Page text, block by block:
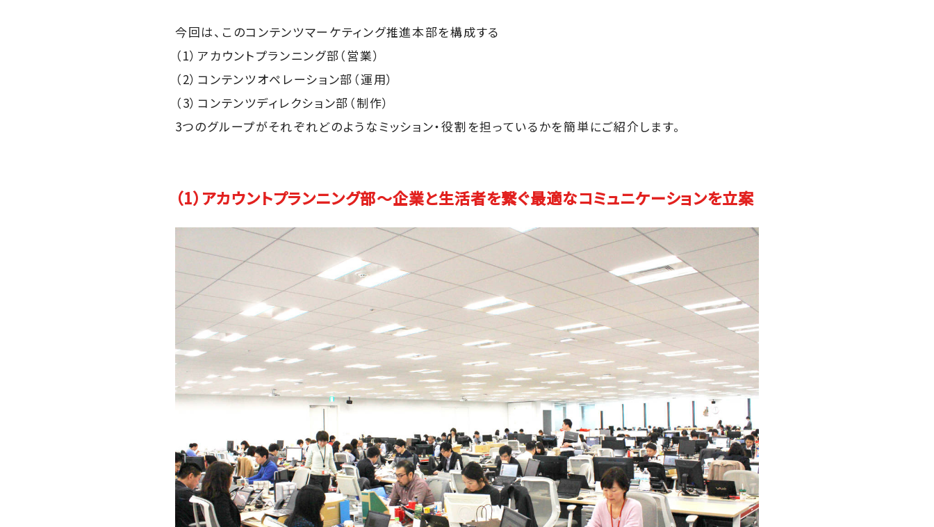
今回は、このコンテンツマーケティング推進本部を構成する
（1）アカウントプランニング部（営業）
（2）コンテンツオペレーション部（運用）
（3）コンテンツディレクション部（制作）
3つのグループがそれぞれどのようなミッション・役割を担っているかを簡単にご紹介します。
（1）アカウントプランニング部～企業と生活者を繋ぐ最適なコミュニケーションを立案